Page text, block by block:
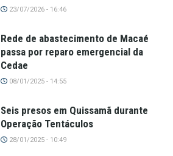
23/07/2026 - 16:46
Rede de abastecimento de Macaé
passa por reparo emergencial da
Cedae
08/01/2025 - 14:55
Seis presos em Quissamã durante
Operação Tentáculos
28/01/2025 - 10:49